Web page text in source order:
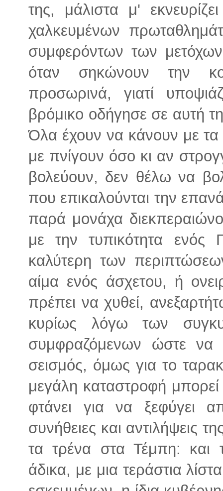
της, μάλιστα μ'
χαλκευμένων
συμφερόντων των μετόχων
όταν σηκώνουν την
προσωρινά, γιατί
βρόμικο οδήγησε σε αυτή
Όλα έχουν να κάνουν με τα
με πνίγουν όσο κι αν
βολεύουν, δεν θέλω να
που επικαλούνται την
παρά μονάχα
με την τυπικότητα ενός
καλύτερη των
αίμα ενός άσχετου, ή
πρέπει να χυθεί,
κυρίως λόγω των
συμφραζόμενων ώστε να
σεισμός, όμως για το
μεγάλη καταστροφή
φτάνει για να ξεφύγει
συνήθειες και αντιλήψεις
τα τρένα στα Τέμπη: και
άδικα, με μια τεράστια